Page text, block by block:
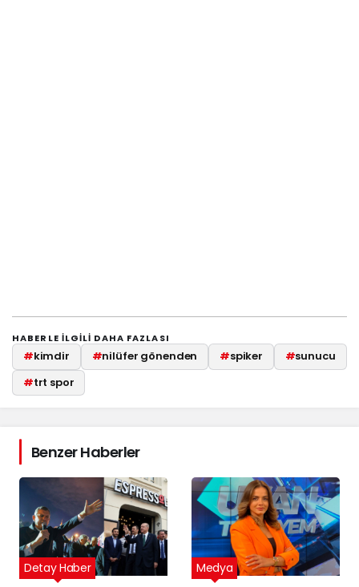
HABERLE ILGILI DAHA FAZLASI
#kimdir #nilüfer gönenden #spiker #sunucu
#trt spor
Benzer Haberler
Detay Haber Medya